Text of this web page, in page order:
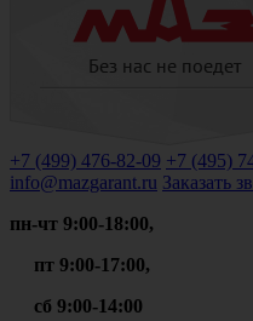
+7 (499) 476-82-09 +7 (495)
info@mazgarant.ru Заказать
пн-чт 9:00-18:00,
пт 9:00-17:00,
сб 9:00-14:00